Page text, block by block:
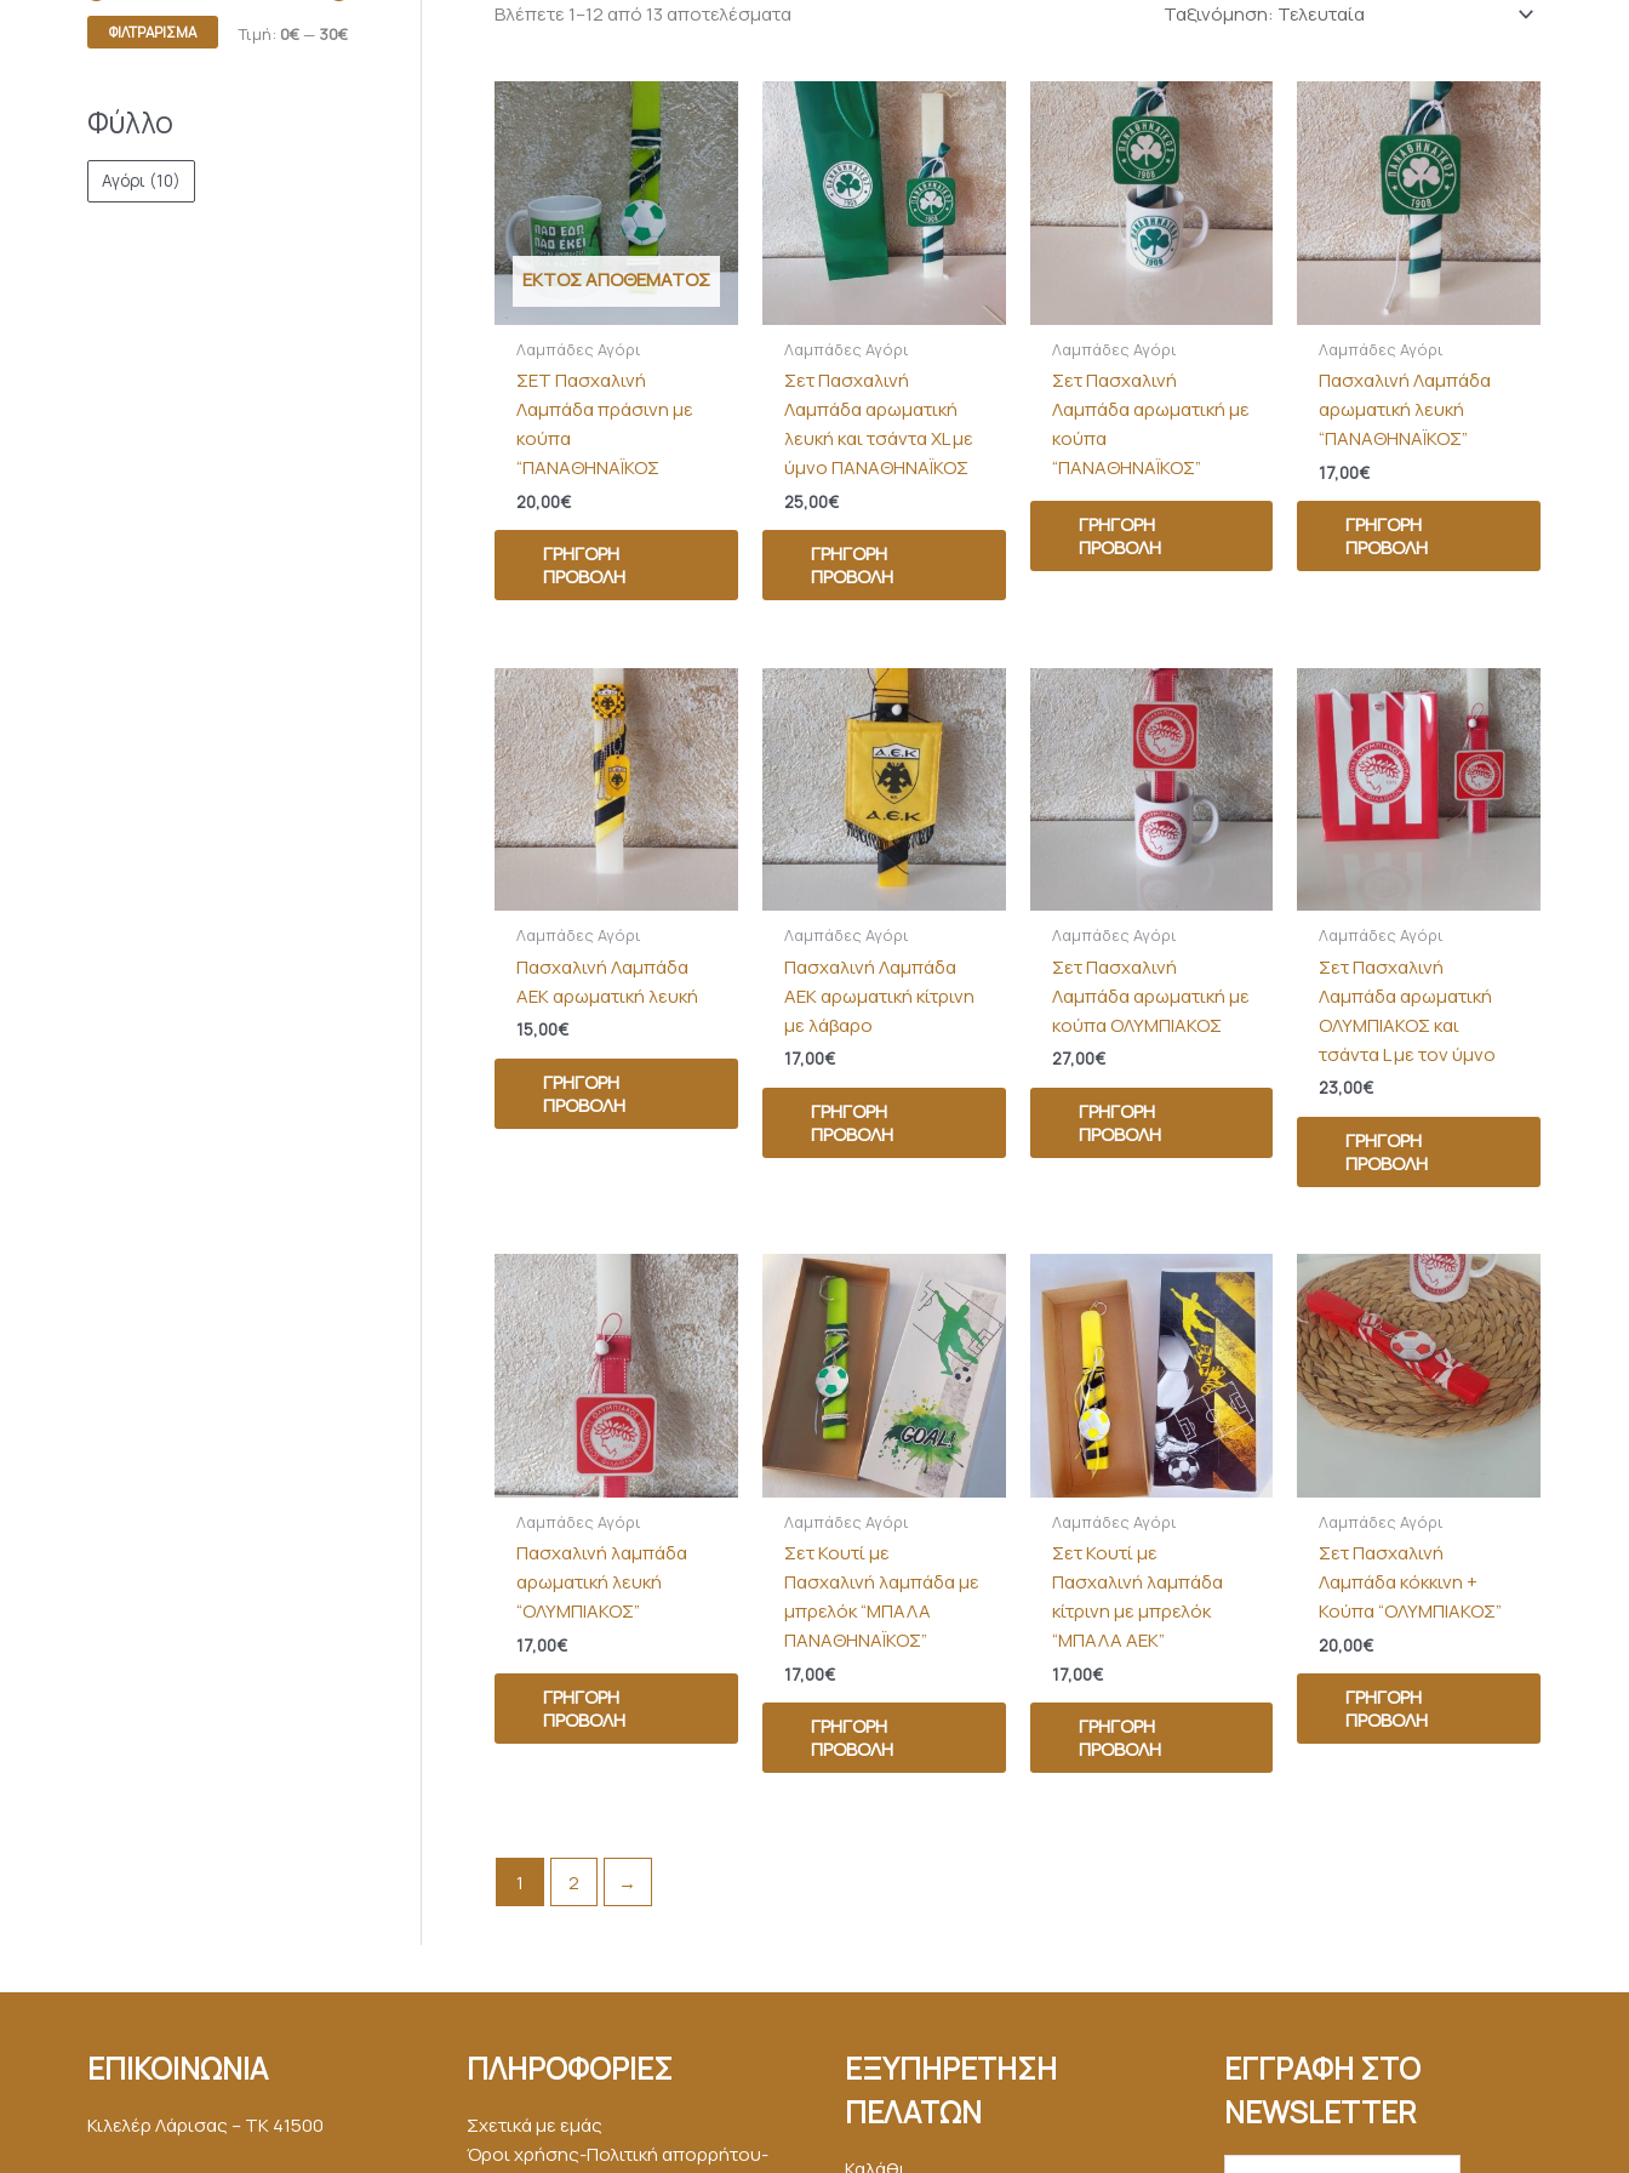
ΦΙΛΤΡΆΡΙΣΜΑ Τιμή: 0€— 30€
Φύλλο
Αγόρι (10)
Βλέπετε 1–12 από 13 αποτελέσματα
ΕΚΤΌΣ ΑΠΟΘΈΜΑΤΟΣ
Λαμπάδες Αγόρι
ΣΕΤ Πασχαλινή
Λαμπάδα πράσινη με
κούπα
“ΠΑΝΑΘΗΝΑΪΚΟΣ
20,00€
ΓΡΉΓΟΡΗ
ΠΡΟΒΟΛΉ
Λαμπάδες Αγόρι
Σετ Πασχαλινή
Λαμπάδα αρωματική
λευκή και τσάντα XL με
ύμνο ΠΑΝΑΘΗΝΑΪΚΟΣ
25,00€
ΓΡΉΓΟΡΗ
ΠΡΟΒΟΛΉ
Λαμπάδες Αγόρι
Σετ Πασχαλινή
Λαμπάδα αρωματική με
κούπα
“ΠΑΝΑΘΗΝΑΪΚΟΣ”
ΓΡΉΓΟΡΗ
ΠΡΟΒΟΛΉ
Λαμπάδες Αγόρι
Πασχαλινή Λαμπάδα
αρωματική λευκή
“ΠΑΝΑΘΗΝΑΪΚΟΣ”
17,00€
ΓΡΉΓΟΡΗ
ΠΡΟΒΟΛΉ
Λαμπάδες Αγόρι
Πασχαλινή Λαμπάδα
ΑΕΚ αρωματική λευκή
15,00€
ΓΡΉΓΟΡΗ
ΠΡΟΒΟΛΉ
Λαμπάδες Αγόρι
Πασχαλινή Λαμπάδα
ΑΕΚ αρωματική κίτρινη
με λάβαρο
17,00€
ΓΡΉΓΟΡΗ
ΠΡΟΒΟΛΉ
Λαμπάδες Αγόρι
Σετ Πασχαλινή
Λαμπάδα αρωματική με
κούπα ΟΛΥΜΠΙΑΚΟΣ
27,00€
ΓΡΉΓΟΡΗ
ΠΡΟΒΟΛΉ
Λαμπάδες Αγόρι
Σετ Πασχαλινή
Λαμπάδα αρωματική
ΟΛΥΜΠΙΑΚΟΣ και
τσάντα L με τον ύμνο
23,00€
ΓΡΉΓΟΡΗ
ΠΡΟΒΟΛΉ
Λαμπάδες Αγόρι
Πασχαλινή λαμπάδα
αρωματική λευκή
“ΟΛΥΜΠΙΑΚΟΣ”
17,00€
ΓΡΉΓΟΡΗ
ΠΡΟΒΟΛΉ
Λαμπάδες Αγόρι
Σετ Κουτί με
Πασχαλινή λαμπάδα με
μπρελόκ “ΜΠΑΛΑ
ΠΑΝΑΘΗΝΑΪΚΟΣ”
17,00€
ΓΡΉΓΟΡΗ
ΠΡΟΒΟΛΉ
Λαμπάδες Αγόρι
Σετ Κουτί με
Πασχαλινή λαμπάδα
κίτρινη με μπρελόκ
“ΜΠΑΛΑ ΑΕΚ”
17,00€
ΓΡΉΓΟΡΗ
ΠΡΟΒΟΛΉ
Λαμπάδες Αγόρι
Σετ Πασχαλινή
Λαμπάδα κόκκινη +
Κούπα “ΟΛΥΜΠΙΑΚΟΣ”
20,00€
ΓΡΉΓΟΡΗ
ΠΡΟΒΟΛΉ
1 2 →
ΕΠΙΚΟΙΝΩΝΙΑ
Κιλελέρ Λάρισας – ΤΚ 41500
ΠΛΗΡΟΦΟΡΙΕΣ
Σχετικά με εμάς
Όροι χρήσης-Πολιτική απορρήτου-
ΕΞΥΠΗΡΕΤΗΣΗ
ΠΕΛΑΤΩΝ
ΕΓΓΡΑΦΗ ΣΤΟ
NEWSLETTER